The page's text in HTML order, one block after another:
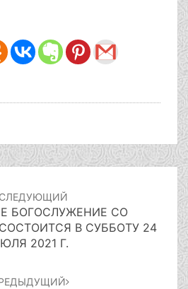
БОГОСЛУЖЕНИЕ СО
В СУББОТУ 24
2021 Г.